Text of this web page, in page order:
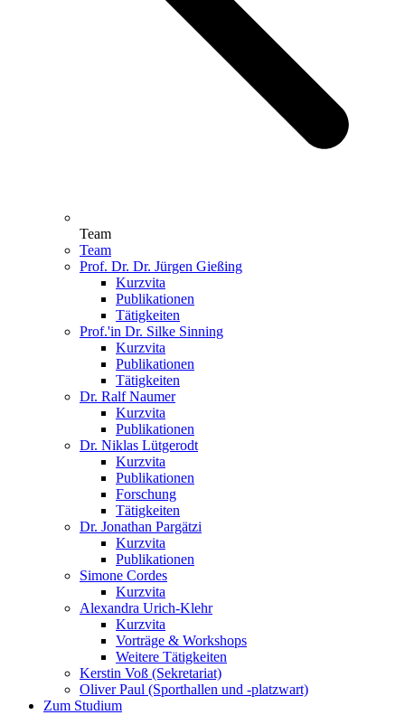
Team
Team
Prof. Dr. Dr. Jürgen Gießing
Kurzvita
Publikationen
Tätigkeiten
Prof.'in Dr. Silke Sinning
Kurzvita
Publikationen
Tätigkeiten
Dr. Ralf Naumer
Kurzvita
Publikationen
Dr. Niklas Lütgerodt
Kurzvita
Publikationen
Forschung
Tätigkeiten
Dr. Jonathan Pargätzi
Kurzvita
Publikationen
Simone Cordes
Kurzvita
Alexandra Urich-Klehr
Kurzvita
Vorträge & Workshops
Weitere Tätigkeiten
Kerstin Voß (Sekretariat)
Oliver Paul (Sporthallen und -platzwart)
Zum Studium